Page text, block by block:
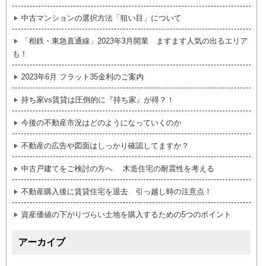
中古マンションの選択方法「狙い目」について
「相鉄・東急直通線」2023年3月開業 ますます人気の出るエリア
も！
2023年6月 フラット35金利のご案内
持ち家vs賃貸は圧倒的に『持ち家』が得？！
今後の不動産市況はどのようになっていくのか
不動産の広告や図面はしっかり確認してますか？
中古戸建てをご検討の方へ 木造住宅の耐震性を考える
不動産購入後に賃貸住宅を退去 引っ越し時の注意点！
資産価値の下がりづらい土地を購入するための5つのポイント
アーカイブ